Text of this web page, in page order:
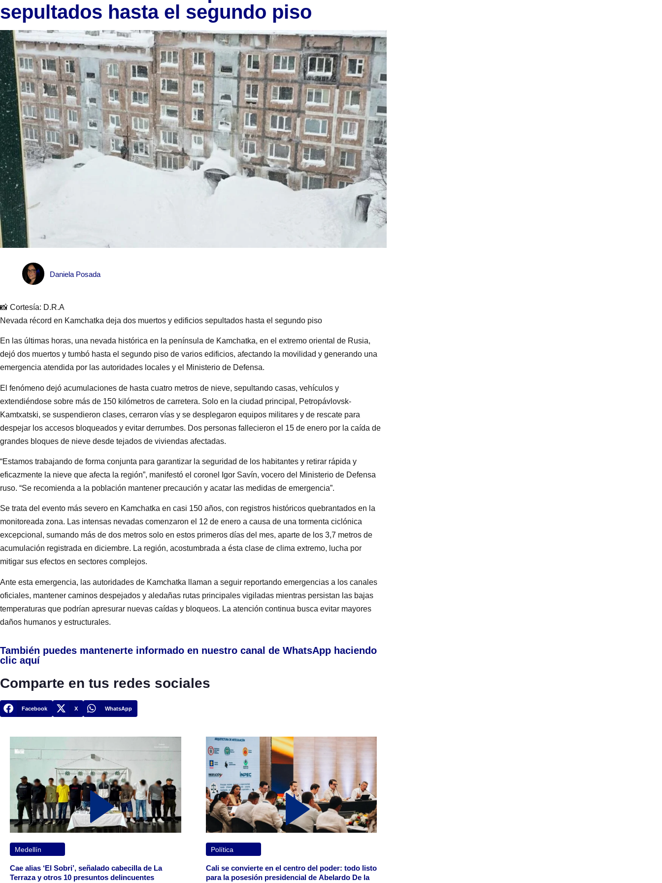
sepultados hasta el segundo piso
Daniela Posada
📸 Cortesía: D.R.A
Nevada récord en Kamchatka deja dos muertos y edificios sepultados hasta el segundo piso
En las últimas horas, una nevada histórica en la península de Kamchatka, en el extremo oriental de Rusia,
dejó dos muertos y tumbó hasta el segundo piso de varios edificios, afectando la movilidad y generando una
emergencia atendida por las autoridades locales y el Ministerio de Defensa.
El fenómeno dejó acumulaciones de hasta cuatro metros de nieve, sepultando casas, vehículos y
extendiéndose sobre más de 150 kilómetros de carretera. Solo en la ciudad principal, Petropávlovsk-
Kamtxatski, se suspendieron clases, cerraron vías y se desplegaron equipos militares y de rescate para
despejar los accesos bloqueados y evitar derrumbes. Dos personas fallecieron el 15 de enero por la caída de
grandes bloques de nieve desde tejados de viviendas afectadas.
“Estamos trabajando de forma conjunta para garantizar la seguridad de los habitantes y retirar rápida y
eficazmente la nieve que afecta la región”, manifestó el coronel Igor Savín, vocero del Ministerio de Defensa
ruso. “Se recomienda a la población mantener precaución y acatar las medidas de emergencia”.
Se trata del evento más severo en Kamchatka en casi 150 años, con registros históricos quebrantados en la
monitoreada zona. Las intensas nevadas comenzaron el 12 de enero a causa de una tormenta ciclónica
excepcional, sumando más de dos metros solo en estos primeros días del mes, aparte de los 3,7 metros de
acumulación registrada en diciembre. La región, acostumbrada a ésta clase de clima extremo, lucha por
mitigar sus efectos en sectores complejos.
Ante esta emergencia, las autoridades de Kamchatka llaman a seguir reportando emergencias a los canales
oficiales, mantener caminos despejados y aledañas rutas principales vigiladas mientras persistan las bajas
temperaturas que podrían apresurar nuevas caídas y bloqueos. La atención continua busca evitar mayores
daños humanos y estructurales.
También puedes mantenerte informado en nuestro canal de WhatsApp haciendo
clic aquí
Comparte en tus redes sociales
Facebook X WhatsApp
Medellín
Cae alias ‘El Sobri’, señalado cabecilla de La
Terraza y otros 10 presuntos delincuentes
Política
Cali se convierte en el centro del poder: todo listo
para la posesión presidencial de Abelardo De la